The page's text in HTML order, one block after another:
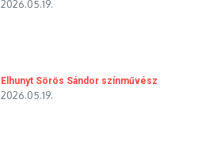
2026.05.19.
Elhunyt Sörös Sándor színművész
2026.05.19.